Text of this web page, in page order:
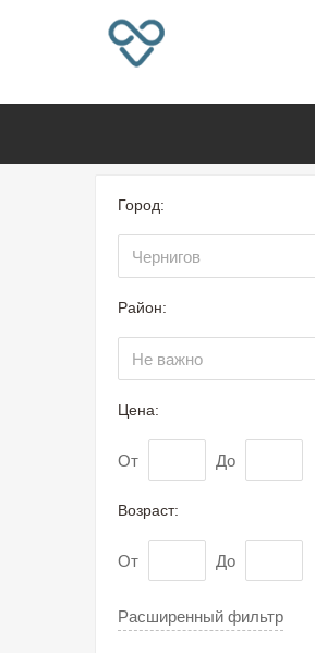
Город:
Район:
Цена:
От До
Возраст:
От До
Расширенный фильтр